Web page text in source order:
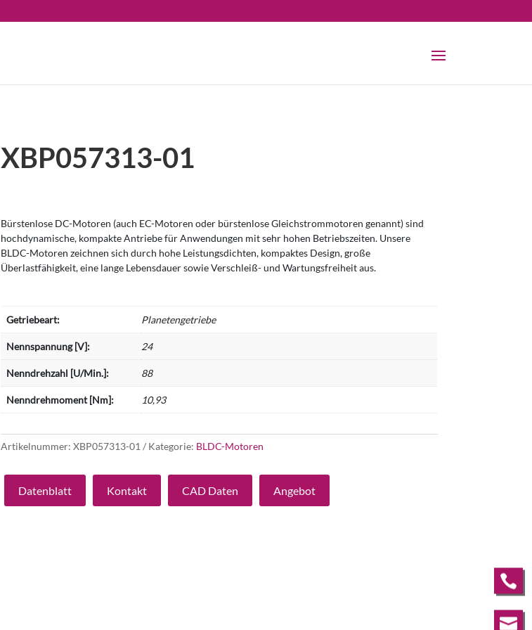
XBP057313-01
Bürstenlose DC-Motoren (auch EC-Motoren oder bürstenlose Gleichstrommotoren genannt) sind
hochdynamische, kompakte Antriebe für Anwendungen mit sehr hohen Betriebszeiten. Unsere
BLDC-Motoren zeichnen sich durch hohe Leistungsdichten, kompaktes Design, große
Überlastfähigkeit, eine lange Lebensdauer sowie Verschleiß- und Wartungsfreiheit aus.
Getriebeart: Planetengetriebe
Nennspannung [V]: 24
Nenndrehzahl [U/Min.]: 88
Nenndrehmoment [Nm]: 10,93
Artikelnummer:XBP057313-01 Kategorie: BLDC-Motoren
Datenblatt Kontakt CAD Daten Angebot

